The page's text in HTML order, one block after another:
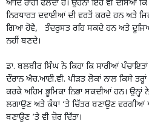
ਆਦਿ ਰਾਹੀਂ ਫੈਲਦਾ ਹੈ। ਉਹਨਾਂ ਇਹ ਵੀ ਦੱਸਿਆ
ਨਿਰਧਾਰਤ ਦਵਾਈਆਂ ਦੀ ਵਰਤੋਂ ਕਰਦੇ ਹਨ ਅਤੇ
ਗਿਆ ਹੋਵੇ, ਤੰਦਰੁਸਤ ਰਹਿ ਸਕਦੇ ਹਨ ਅਤੇ
ਨਹੀਂ ਬਣਦੇ।
ਡਾ. ਬਲਬੀਰ ਸਿੰਘ ਨੇ ਕਿਹਾ ਕਿ ਸਾਰੀਆਂ
ਦੌਰਾਨ ਐਚ.ਆਈ.ਵੀ. ਪੀੜਤ ਲੋਕਾਂ ਨਾਲ ਕਿਸੇ
ਕਰਕੇ ਅਹਿਮ ਭੂਮਿਕਾ ਨਿਭਾ ਸਕਦੀਆਂ ਹਨ।
ਲਗਾਉਣ ਅਤੇ ਕੰਧਾਂ ‘ਤੇ ਚਿੱਤਰ ਬਣਾਉਣ
ਬਣਾਉਣ ’ਤੇ ਵੀ ਜ਼ੋਰ ਦਿੱਤਾ।